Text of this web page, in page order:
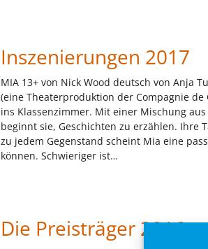
Inszenierungen 2017
MIA 13+ von Nick Wood deutsch von Anja
(eine Theaterproduktion der Compagnie de
ins Klassenzimmer. Mit einer Mischung
beginnt sie, Geschichten zu erzählen. Ihre
zu jedem Gegenstand scheint Mia eine
können. Schwieriger ist…
Die Preisträger 2016